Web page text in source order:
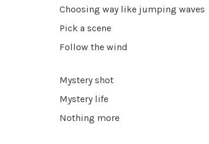
Choosing way like jumping waves
Pick a scene
Follow the wind
Mystery shot
Mystery life
Nothing more